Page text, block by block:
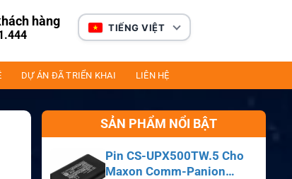
hàng TIẾNG VIỆT
DỰ ÁN ĐÃ TRIỂN KHAI LIÊN HỆ
SẢN PHẨM NỔI BẬT
Pin CS-UPX500TW.5 Cho
Maxon Comm-Panion